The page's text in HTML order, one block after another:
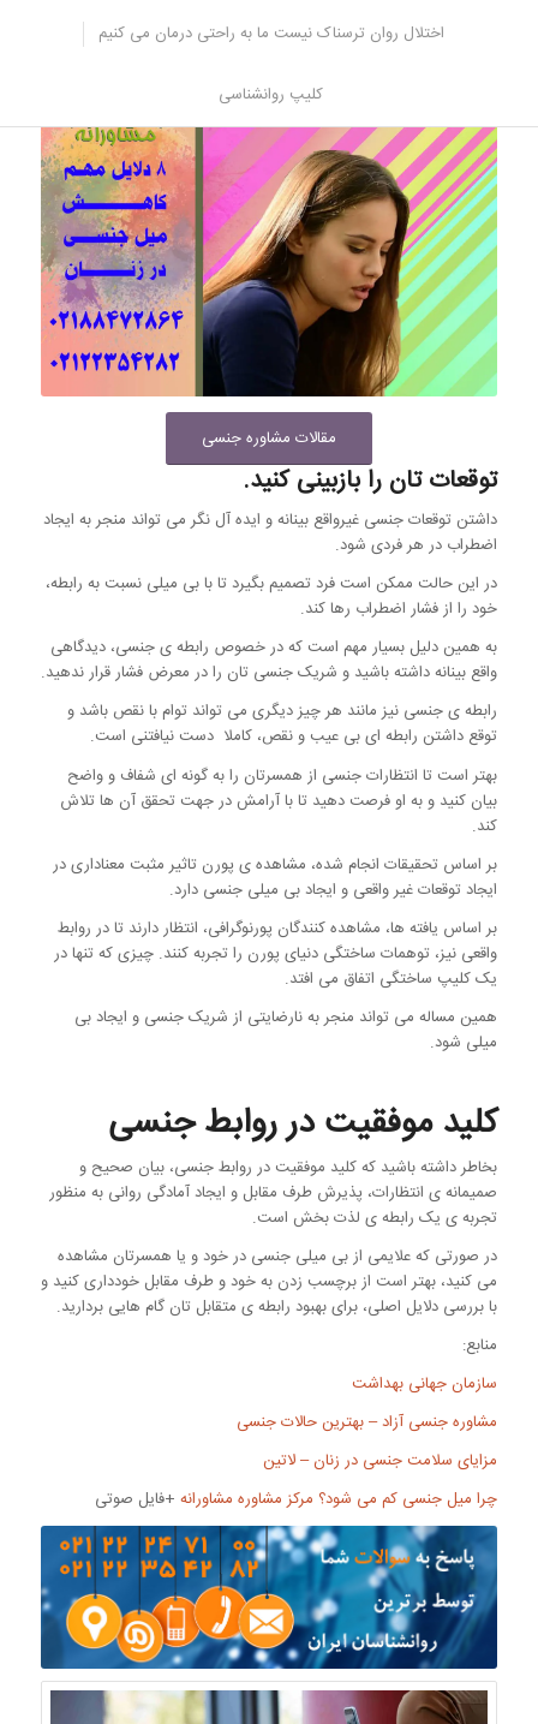
اختلال روان ترسناک نیست ما به راحتی درمان می کنیم
کلیپ روانشناسی
مشکل به درمانگر مربوطه مراجعه نمایید.
مقالات مشاوره جنسی
توقعات تان را بازبینی کنید.
داشتن توقعات جنسی غیرواقع بینانه و ایده آل نگر می تواند منجر به ایجاد
اضطراب در هر فردی شود.
در این حالت ممکن است فرد تصمیم بگیرد تا با بی میلی نسبت به رابطه،
خود را از فشار اضطراب رها کند.
به همین دلیل بسیار مهم است که در خصوص رابطه ی جنسی، دیدگاهی
واقع بینانه داشته باشید و شریک جنسی تان را در معرض فشار قرار ندهید.
رابطه ی جنسی نیز مانند هر چیز دیگری می تواند توام با نقص باشد و
توقع داشتن رابطه ای بی عیب و نقص، کاملا دست نیافتنی است.
بهتر است تا انتظارات جنسی از همسرتان را به گونه ای شفاف و واضح
بیان کنید و به او فرصت دهید تا با آرامش در جهت تحقق آن ها تلاش
کند.
بر اساس تحقیقات انجام شده، مشاهده ی پورن تاثیر مثبت معناداری در
ایجاد توقعات غیر واقعی و ایجاد بی میلی جنسی دارد.
بر اساس یافته ها، مشاهده کنندگان پورنوگرافی، انتظار دارند تا در روابط
واقعی نیز، توهمات ساختگی دنیای پورن را تجربه کنند. چیزی که تنها در
یک کلیپ ساختگی اتفاق می افتد.
همین مساله می تواند منجر به نارضایتی از شریک جنسی و ایجاد بی
میلی شود.
کلید موفقیت در روابط جنسی
بخاطر داشته باشید که کلید موفقیت در روابط جنسی، بیان صحیح و
صمیمانه ی انتظارات، پذیرش طرف مقابل و ایجاد آمادگی روانی به منظور
تجربه ی یک رابطه ی لذت بخش است.
در صورتی که علایمی از بی میلی جنسی در خود و یا همسرتان مشاهده
می کنید، بهتر است از برچسب زدن به خود و طرف مقابل خودداری کنید و
با بررسی دلایل اصلی، برای بهبود رابطه ی متقابل تان گام هایی بردارید.
منابع:
سازمان جهانی بهداشت
مشاوره جنسی آزاد – بهترین حالات جنسی
مزایای سلامت جنسی در زنان – لاتین
چرا میل جنسی کم می شود؟ مرکز مشاوره مشاورانه+فایل صوتی